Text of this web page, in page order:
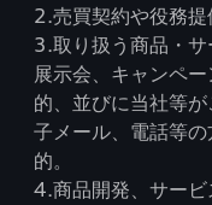
2.売買契約や役務提
3.取り扱う商品・サ
展示会、キャンペ
的、並びに当社等
子メール、電話等
的。
4.商品開発、サー